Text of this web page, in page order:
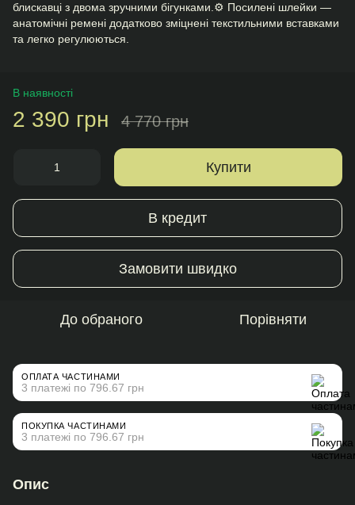
блискавці з двома зручними бігунками.⚙️ Посилені шлейки —
анатомічні ремені додатково зміцнені текстильними вставками
та легко регулюються.
В наявності
2 390 грн 4 770 грн
Купити
В кредит
Замовити швидко
До обраного Порівняти
ОПЛАТА ЧАСТИНАМИ
3 платежі по 796.67 грн
ПОКУПКА ЧАСТИНАМИ
3 платежі по 796.67 грн
Опис